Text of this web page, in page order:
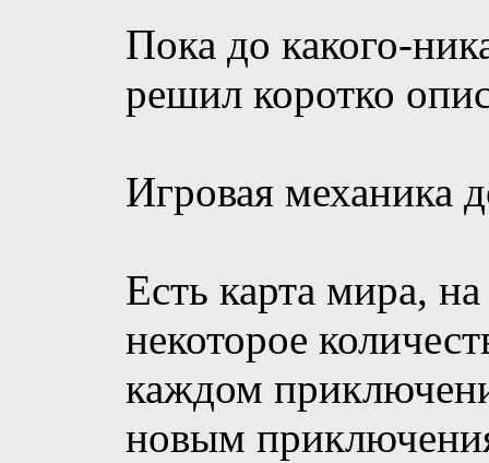
Пока до какого-
решил коротко
Игровая механика
Есть карта мира,
некоторое
каждом
новым